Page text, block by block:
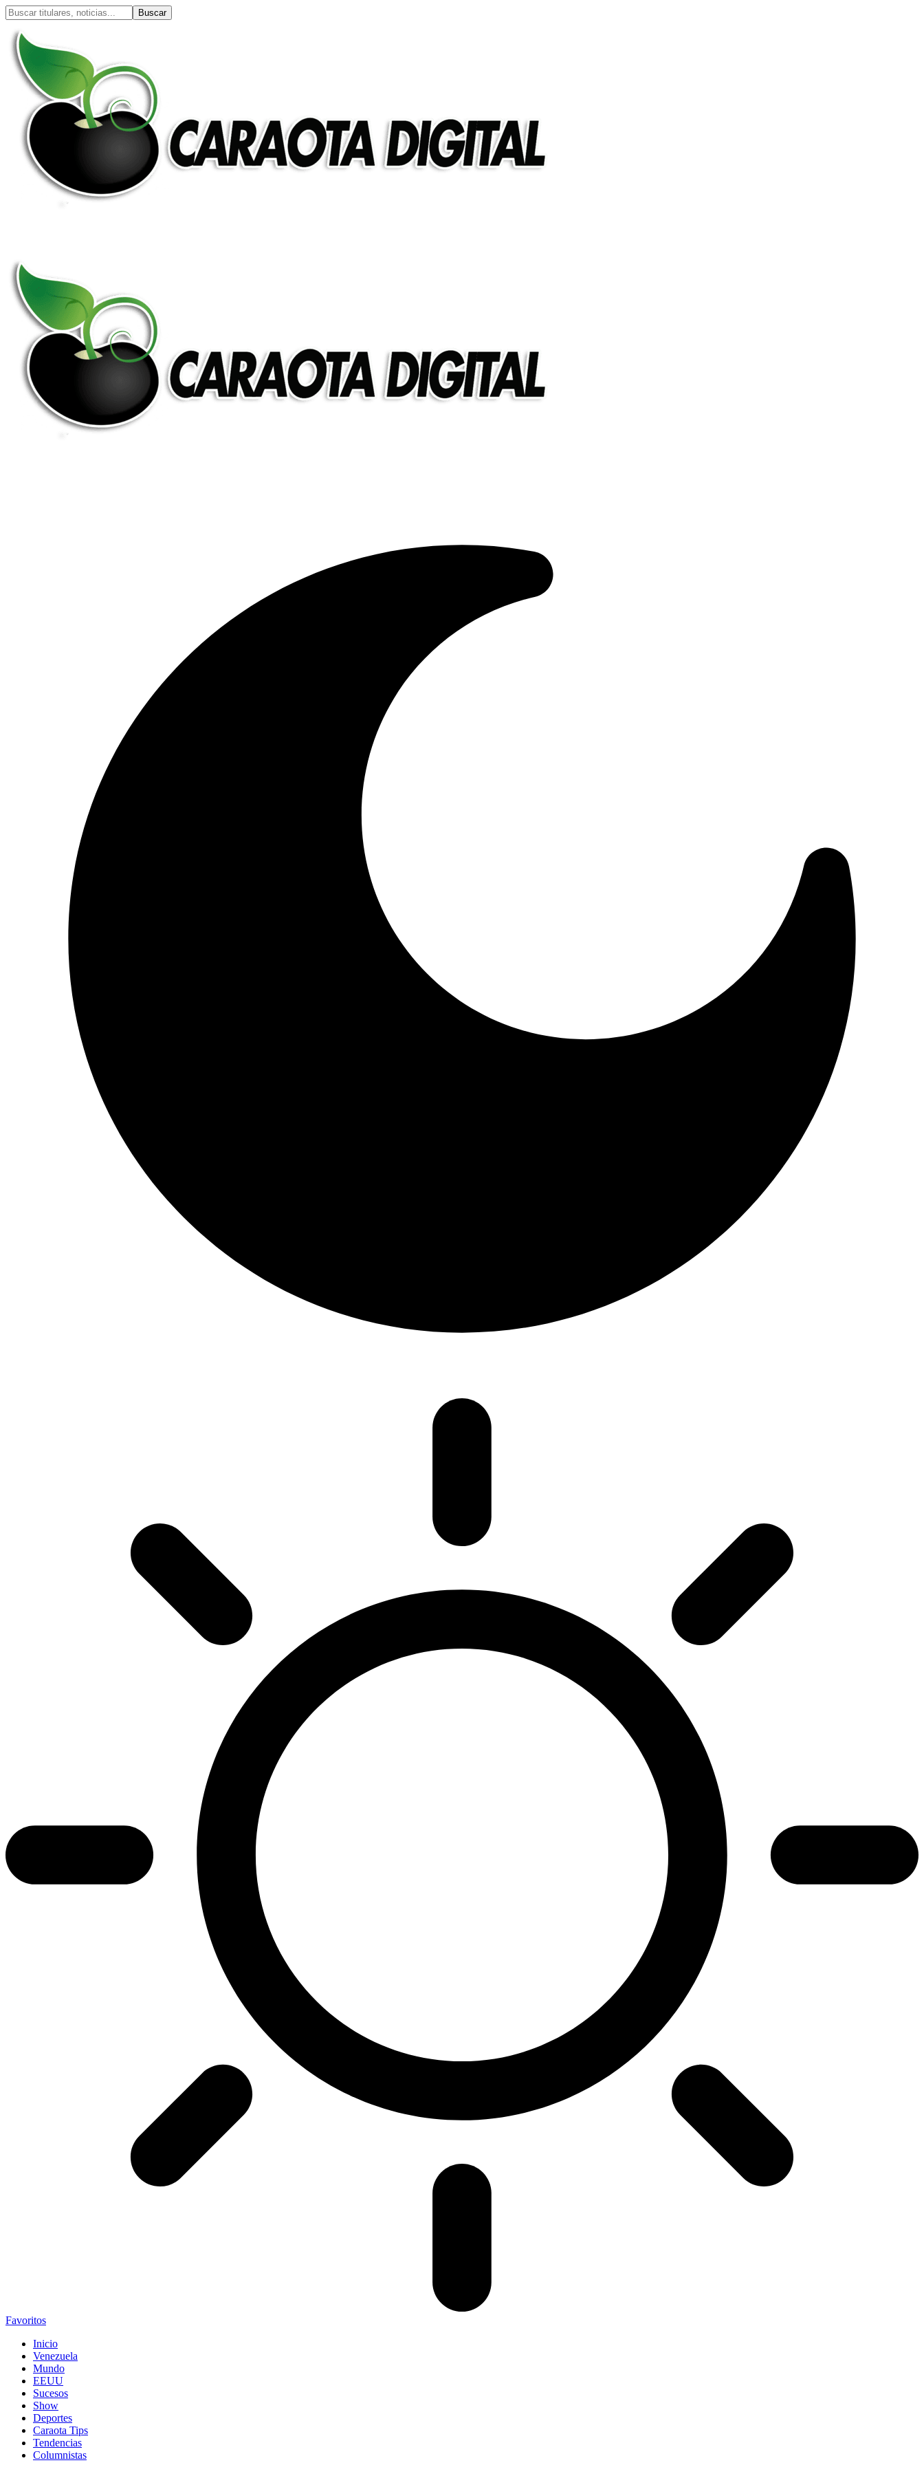
Favoritos
Inicio
Venezuela
Mundo
EEUU
Sucesos
Show
Deportes
Caraota Tips
Tendencias
Columnistas